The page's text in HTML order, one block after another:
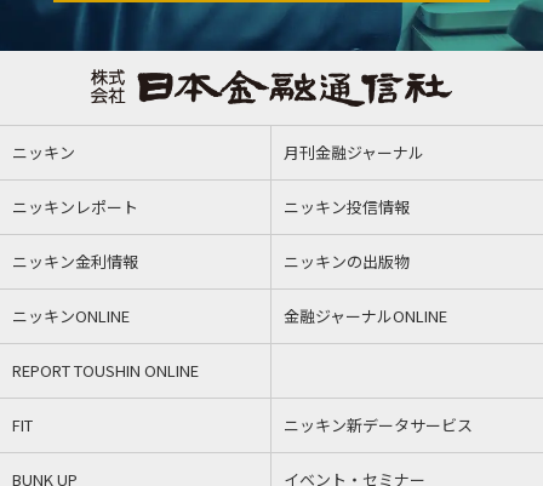
ニッキン 月刊金融ジャーナル
ニッキンレポート ニッキン投信情報
ニッキン金利情報 ニッキンの出版物
ニッキンONLINE 金融ジャーナルONLINE
REPORT TOUSHIN ONLINE
FIT ニッキン新データサービス
BUNK UP イベント・セミナー